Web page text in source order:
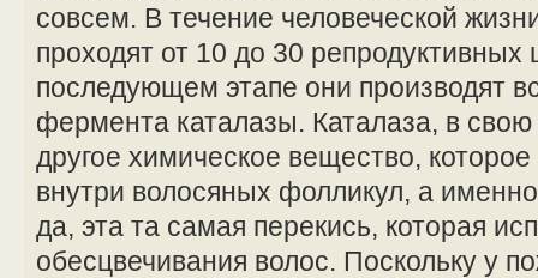
совсем. В течение человеческой
проходят от 10 до 30
последующем этапе они производят
фермента каталазы. Каталаза, в
другое химическое вещество,
внутри волосяных фолликул, а
да, эта та самая перекись, которая
обесцвечивания волос. Поскольку у